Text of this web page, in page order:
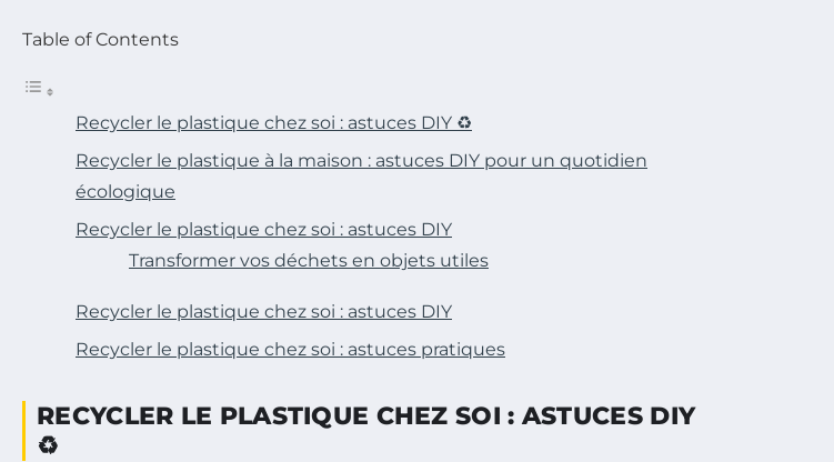
Table of Contents
Recycler le plastique chez soi : astuces DIY ♻️
Recycler le plastique à la maison : astuces DIY pour un quotidien
écologique
Recycler le plastique chez soi : astuces DIY
Transformer vos déchets en objets utiles
Recycler le plastique chez soi : astuces DIY
Recycler le plastique chez soi : astuces pratiques
RECYCLER LE PLASTIQUE CHEZ SOI : ASTUCES DIY
♻️